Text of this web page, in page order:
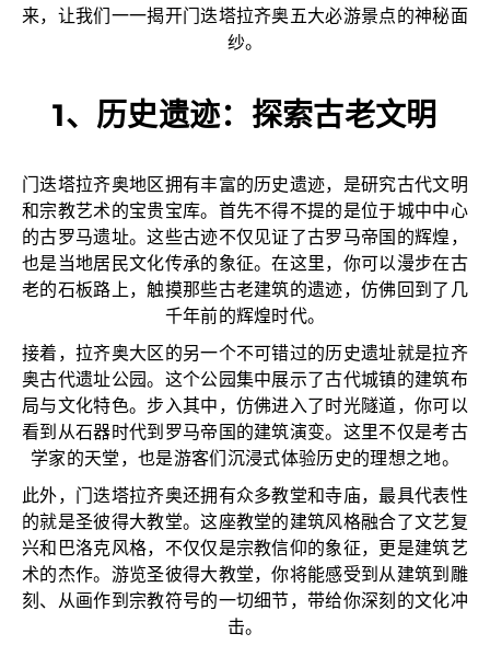
来，让我们一一揭开门迭塔拉齐奥五大必游景点的神秘面
纱。
1、历史遗迹：探索古老文明
门迭塔拉齐奥地区拥有丰富的历史遗迹，是研究古代文明
和宗教艺术的宝贵宝库。首先不得不提的是位于城中中心
的古罗马遗址。这些古迹不仅见证了古罗马帝国的辉煌，
也是当地居民文化传承的象征。在这里，你可以漫步在古
老的石板路上，触摸那些古老建筑的遗迹，仿佛回到了几
千年前的辉煌时代。
接着，拉齐奥大区的另一个不可错过的历史遗址就是拉齐
奥古代遗址公园。这个公园集中展示了古代城镇的建筑布
局与文化特色。步入其中，仿佛进入了时光隧道，你可以
看到从石器时代到罗马帝国的建筑演变。这里不仅是考古
学家的天堂，也是游客们沉浸式体验历史的理想之地。
此外，门迭塔拉齐奥还拥有众多教堂和寺庙，最具代表性
的就是圣彼得大教堂。这座教堂的建筑风格融合了文艺复
兴和巴洛克风格，不仅仅是宗教信仰的象征，更是建筑艺
术的杰作。游览圣彼得大教堂，你将能感受到从建筑到雕
刻、从画作到宗教符号的一切细节，带给你深刻的文化冲
击。